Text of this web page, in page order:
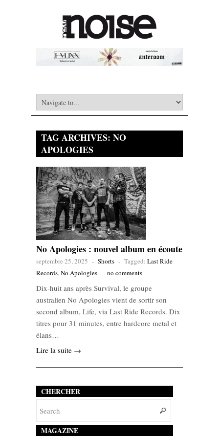
TAG ARCHIVES: NO
APOLOGIES
No Apologies : nouvel album en écoute
septembre 25, 2025 - Shorts - Tagged: Last Ride
Records,No Apologies - no comments
Dix-huit ans après Survival, le groupe
australien No Apologies vient de sortir son
second album, Life, via Last Ride Records. Dix
titres pour 31 minutes, entre hardcore metal et
élans…
Lire la suite →
CHERCHER
MAGAZINE